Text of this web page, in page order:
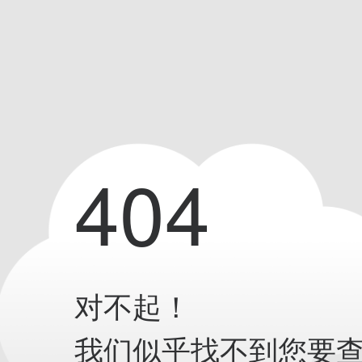
404
对不起！
我们似乎找不到您要